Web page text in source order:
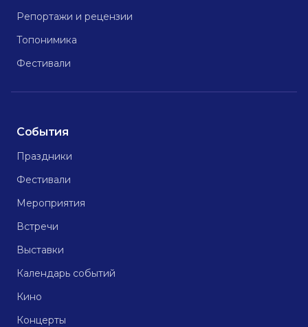
Репортажи и рецензии
Топонимика
Фестивали
События
Праздники
Фестивали
Мероприятия
Встречи
Выставки
Календарь событий
Кино
Концерты